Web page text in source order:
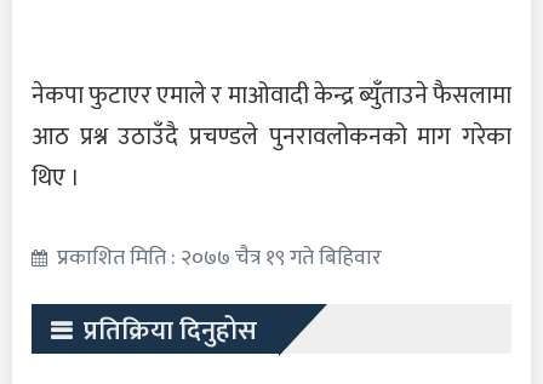
नेकपा फुटाएर एमाले र माओवादी केन्द्र ब्युँताउने फैसलामा
आठ प्रश्न उठाउँदै प्रचण्डले पुनरावलोकनको माग गरेका
थिए ।
प्रकाशित मिति : २०७७ चैत्र १९ गते बिहिवार
प्रतिक्रिया दिनुहोस